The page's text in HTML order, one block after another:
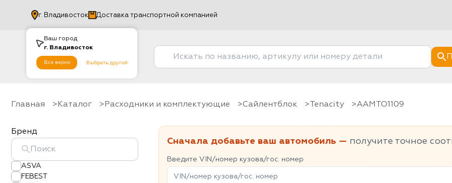
Ваш город
г. Владивосток
Все верно Выбрать другой
г. Владивосток Доставка транспортной компанией
Главная Каталог Расходники и комплектующие Сайлентблок Tenacity AAMTO1109
Бренд
ASVA
FEBEST
Сначала добавьте ваш автомобиль — получите точное
Введите VIN/номер кузова/гос. номер